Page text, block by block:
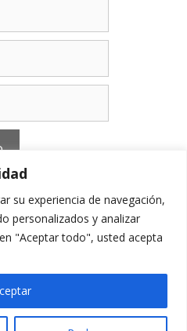
su experiencia de navegación,
personalizados y analizar
"Aceptar todo", usted acepta
privacidad